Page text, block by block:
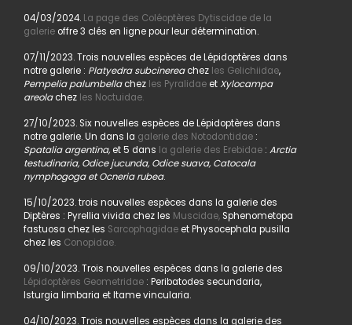
04/03/2024. La page des Coléoptères Dytiscidae de la
galerieoffre 3 clés en ligne pour leur détermination.
07/11/2023. Trois nouvelles espèces de Lépidoptères dans
notre galerie : Platyedra subcinereachez les Gelichiidae,
Pempelia palumbellachez les PyralidaeetXylocampa
areolachez les Noctuidae.
27/10/2023. Six nouvelles espèces de Lépidoptères dans
notre galerie. Un dans la galerie des Notodontidae:
Spatalia argentina, et 5 dans la galerie des Erebidae: Arctia
testudinaria, Odice jucunda, Odice suava, Catocala
nymphogoga et Ocneria rubea.
15/10/2023. trois nouvelles espèces dans la galerie des
Diptères : Pyrellia vivida chez les Muscidae,Sphenometopa
fastuosa chez les Sarcophagidaeet Physocephala pusilla
chez les Conopidae.
09/10/2023. Trois nouvelles espèces dans la galerie des
Lépidoptères Geometridae: Peribatodes secundaria,
Isturgia limbaria et Itame vincularia.
04/10/2023. Trois nouvelles espèces dans la galerie des